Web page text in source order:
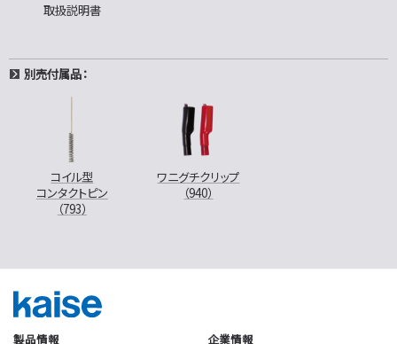
取扱説明書
別売付属品：
コイル型
コンタクトピン
（793）
ワニグチクリップ
（940）
製品情報 企業情報